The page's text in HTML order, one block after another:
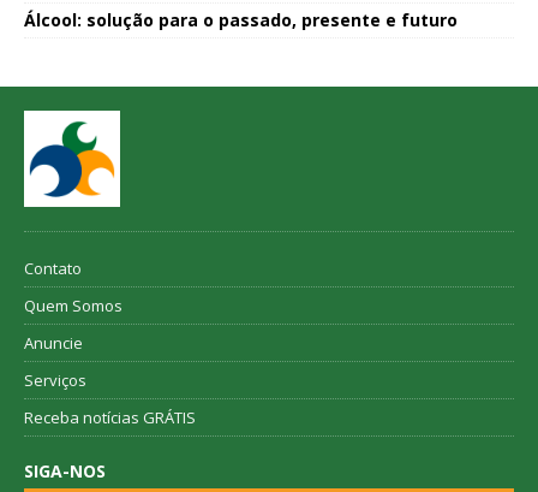
Álcool: solução para o passado, presente e futuro
Contato
Quem Somos
Anuncie
Serviços
Receba notícias GRÁTIS
SIGA-NOS